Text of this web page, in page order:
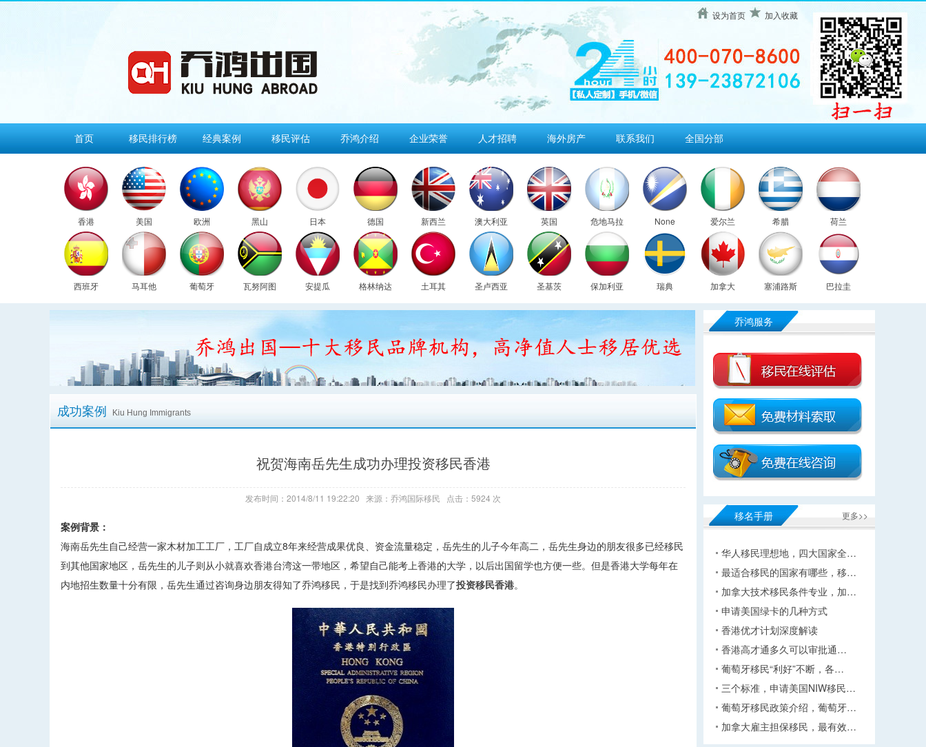
设为首页 加入收藏
首页 移民排行榜 经典案例 移民评估 乔鸿介绍 企业荣誉 人才招聘 海外房产 联系我们 全国分部
香港 美国 欧洲 黑山 日本 德国 新西兰 澳大利亚 英国 危地马拉 None 爱尔兰 希腊 荷兰
西班牙 马耳他 葡萄牙 瓦努阿图 安提瓜 格林纳达 土耳其 圣卢西亚 圣基茨 保加利亚 瑞典 加拿大 塞浦路斯 巴拉圭
成功案例 Kiu Hung Immigrants
祝贺海南岳先生成功办理投资移民香港
发布时间：2014/8/11 19:22:20 来源：乔鸿国际移民 点击：5924 次
案例背景：
海南岳先生自己经营一家木材加工工厂，工厂自成立8年来经营成果优良、资金流量稳定，岳先生的儿子今年高二，岳先生身边的朋友很多已经移民
到其他国家地区，岳先生的儿子则从小就喜欢香港台湾这一带地区，希望自己能考上香港的大学，以后出国留学也方便一些。但是香港大学每年在
内地招生数量十分有限，岳先生通过咨询身边朋友得知了乔鸿移民，于是找到乔鸿移民办理了投资移民香港。
乔鸿服务
更多>>
移名手册
华人移民理想地，四大国家全…
最适合移民的国家有哪些，移…
加拿大技术移民条件专业，加…
申请美国绿卡的几种方式
香港优才计划深度解读
香港高才通多久可以审批通…
葡萄牙移民“利好”不断，各…
三个标准，申请美国NIW移民…
葡萄牙移民政策介绍，葡萄牙…
加拿大雇主担保移民，最有效…